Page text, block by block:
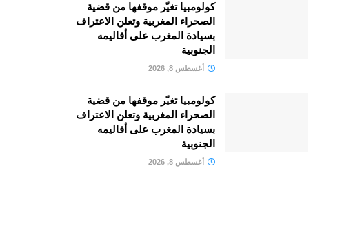
كولومبيا تغيّر موقفها من قضية
الصحراء المغربية وتعلن الاعتراف
بسيادة المغرب على أقاليمه
الجنوبية
أغسطس 8, 2026
كولومبيا تغيّر موقفها من قضية
الصحراء المغربية وتعلن الاعتراف
بسيادة المغرب على أقاليمه
الجنوبية
أغسطس 8, 2026